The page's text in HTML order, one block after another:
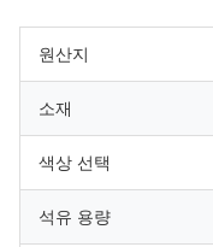
원산지
소재
색상 선택
석유 용량